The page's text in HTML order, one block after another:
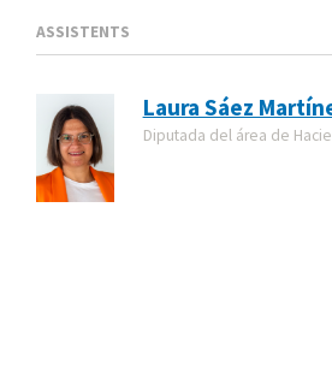
ASSISTENTS
Laura Sáez
Diputada del área de